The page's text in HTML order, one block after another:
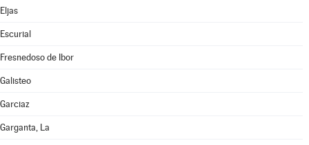
Eljas
Escurial
Fresnedoso de Ibor
Galisteo
Garciaz
Garganta, La